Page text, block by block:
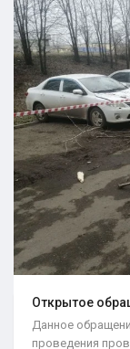
Открытое
Данное
проведения